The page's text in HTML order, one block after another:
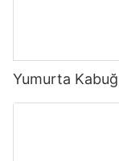
Yumurta